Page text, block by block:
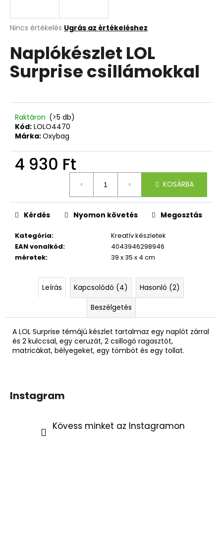
A
átlagos
értékelése
5-
ből
Nincs értékelés Ugrás az értékeléshez
Naplókészlet LOL
Surprise csillámokkal
Raktáron (>5 db)
Kód: LOLO4470
Márka:Oxybag
4 930 Ft
KOSÁRBA
Kategória:
Kreatív készletek
EAN vonalkód:
4043946298946
méretek: 39 x 35 x 4 cm
Kérdés Nyomon követés Megosztás
Leírás Kapcsolódó (4)
Hasonló (2)
Beszélgetés
A LOL Surprise témájú készlet tartalmaz egy naplót zárral
és 2 kulccsal, egy ceruzát, 2 csillogó ragasztót,
matricákat, bélyegeket, egy tömböt és egy tollat.
A
á
n
l
k
RÖVID
KULCSTARTÓ
KARABINERREL
REBEL
720
Instagram
Kövess minket az Instagramon